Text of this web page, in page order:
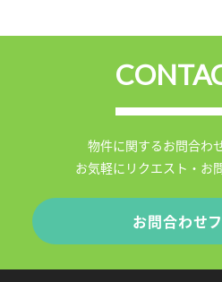
物件に関するお問合わ
お気軽にリクエスト・お
お問合わせ